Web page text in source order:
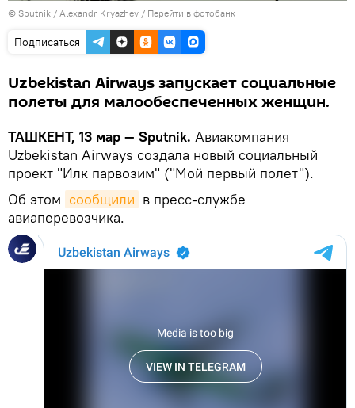
© Sputnik / Alexandr Kryazhev / Перейти в фотобанк
Подписаться
Uzbekistan Airways запускает социальные
полеты для малообеспеченных женщин.
ТАШКЕНТ, 13 мар — Sputnik. Авиакомпания
Uzbekistan Airways создала новый социальный
проект "Илк парвозим" ("Мой первый полет").
Об этом сообщили в пресс-службе
авиаперевозчика.